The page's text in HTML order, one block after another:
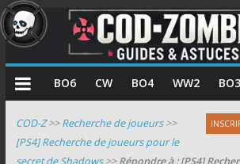
COD
Zombie
Guides
BO6 CW BO4 WW2 BO3
COD-Z>>Recherche de joueurs>>
[PS4] Recherche de joueurs pour le
secret de Shadows>>Répondre à : [PS4]